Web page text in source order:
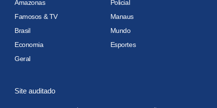
Amazonas
Policial
Famosos & TV
Manaus
Brasil
Mundo
Economia
Esportes
Geral
Site auditado